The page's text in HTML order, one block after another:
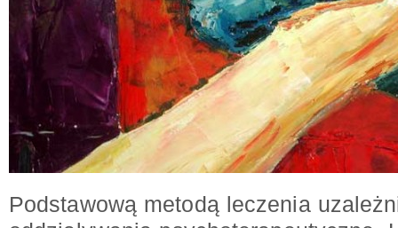
Podstawową metodą leczenia